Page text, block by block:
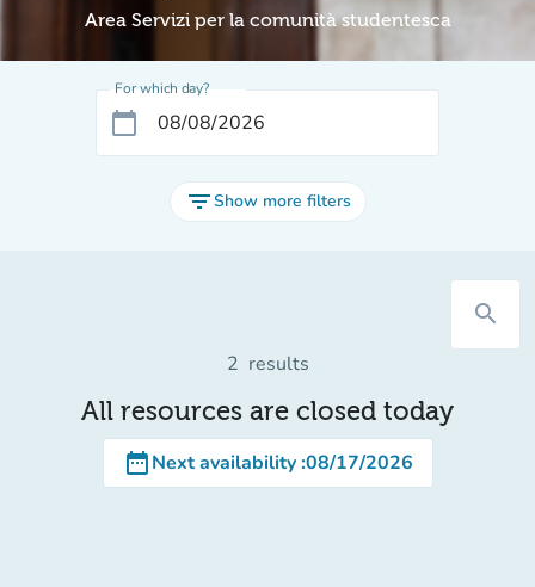
Area Servizi per la comunità studentesca
For which day?
calendar_today
filter_listShow more filters
search
2 results
All resources are closed today
date_rangeNext availability:08/17/2026